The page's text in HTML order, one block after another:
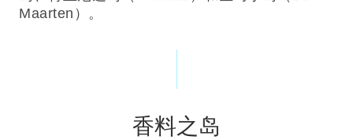
Maarten）。
香料之岛